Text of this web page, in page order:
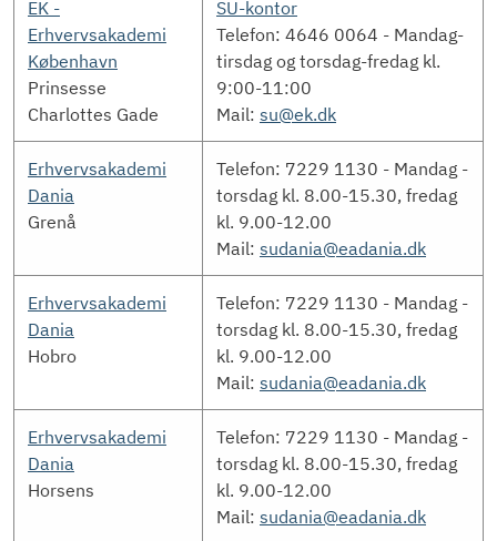
EK -
Erhvervsakademi
København
Prinsesse
Charlottes Gade
SU-kontor
Telefon: 4646 0064 - Mandag-
tirsdag og torsdag-fredag kl.
9:00-11:00
Mail: su@ek.dk
Erhvervsakademi
Dania
Grenå
Telefon: 7229 1130 - Mandag -
torsdag kl. 8.00-15.30, fredag
kl. 9.00-12.00
Mail: sudania@eadania.dk
Erhvervsakademi
Dania
Hobro
Telefon: 7229 1130 - Mandag -
torsdag kl. 8.00-15.30, fredag
kl. 9.00-12.00
Mail: sudania@eadania.dk
Erhvervsakademi
Dania
Horsens
Telefon: 7229 1130 - Mandag -
torsdag kl. 8.00-15.30, fredag
kl. 9.00-12.00
Mail: sudania@eadania.dk